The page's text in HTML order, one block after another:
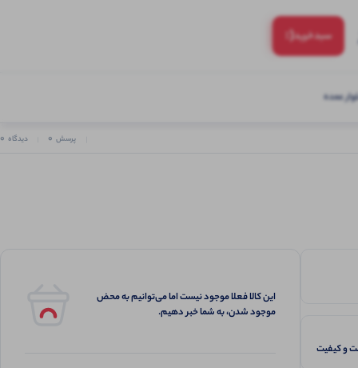
سبد‌خرید(:
عمده
پرسش 0 دیدگاه 0
و کیفیت
این کالا فعلا موجود نیست اما می‌توانیم به محض
موجود شدن، به شما خبر دهیم.